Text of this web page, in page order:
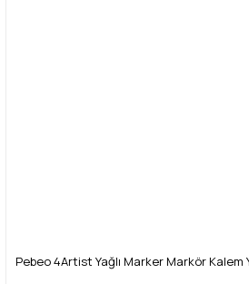
Pebeo 4Artist Yağlı Marker Markör Kalem